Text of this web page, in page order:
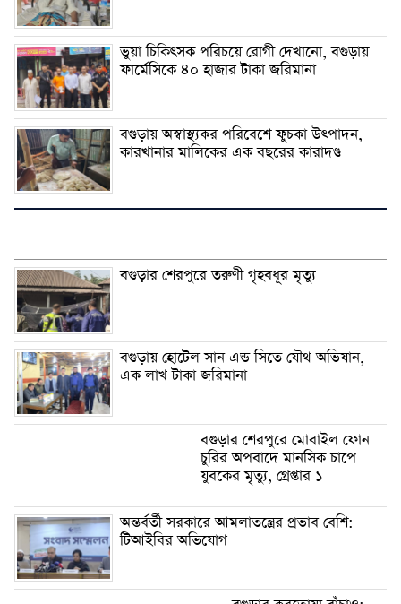
ভুয়া চিকিৎসক পরিচয়ে রোগী দেখানো, বগুড়ায়
ফার্মেসিকে ৪০ হাজার টাকা জরিমানা
বগুড়ায় অস্বাস্থ্যকর পরিবেশে ফুচকা উৎপাদন,
কারখানার মালিকের এক বছরের কারাদণ্ড
বগুড়ার শেরপুরে তরুণী গৃহবধূর মৃত্যু
বগুড়ায় হোটেল সান এন্ড সিতে যৌথ অভিযান,
এক লাখ টাকা জরিমানা
বগুড়ার শেরপুরে মোবাইল ফোন
চুরির অপবাদে মানসিক চাপে
যুবকের মৃত্যু, গ্রেপ্তার ১
অন্তর্বর্তী সরকারে আমলাতন্ত্রের প্রভাব বেশি:
টিআইবির অভিযোগ